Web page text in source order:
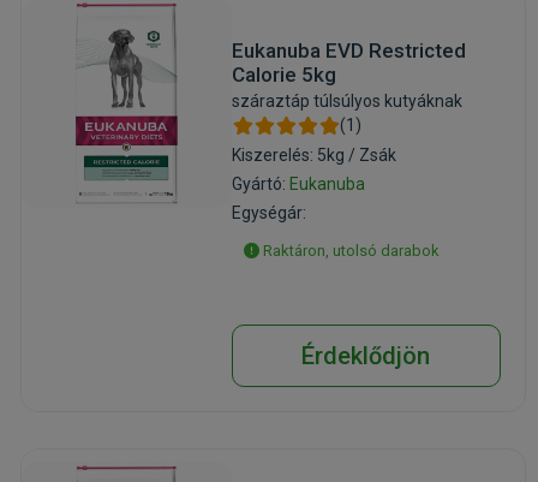
Eukanuba EVD Restricted
Calorie 5kg
száraztáp túlsúlyos kutyáknak
(1)
Kiszerelés: 5kg / Zsák
Gyártó: Eukanuba
Egységár:
Raktáron, utolsó darabok
Érdeklődjön